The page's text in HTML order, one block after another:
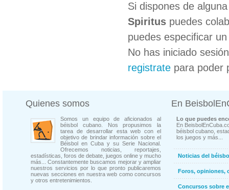
Si dispones de
Spiritus puedes
puedes especificar
No has iniciado
registrate para poder
Quienes somos
Somos un equipo de aficionados al
béisbol cubano. Nos propusimos la
tarea de desarrollar esta web con el
objetivo de brindar información sobre el
Béisbol en Cuba y su Serie Nacional.
Ofrecemos noticias, reportajes,
estadísticas, foros de debate, juegos online y mucho
más... Constantemente buscamos mejorar y ampliar
nuestros servicios por lo que pronto publicaremos
nuevas secciones en nuestra web como concursos
y otros entretenimientos.
En
Lo que puedes
En
béisbol cubano,
los juegos y más...
Noticias del
Foros, opiniones,
Concursos sobre